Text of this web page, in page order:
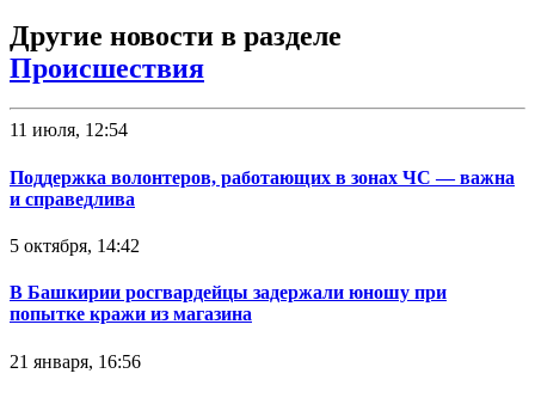
Другие новости в разделе
Происшествия
11 июля, 12:54
Поддержка волонтеров, работающих в зонах ЧС — важна
и справедлива
5 октября, 14:42
В Башкирии росгвардейцы задержали юношу при
попытке кражи из магазина
21 января, 16:56